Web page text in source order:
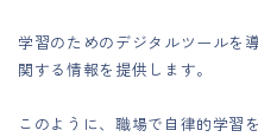
学習のためのデジタルツールを
関する情報を提供します。
このように、職場で自律的学習